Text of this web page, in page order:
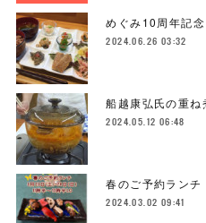
めぐみ10周年記
2024.06.26 03:32
船越康弘氏の重ね
2024.05.12 06:48
春のご予約ランチ
2024.03.02 09:41